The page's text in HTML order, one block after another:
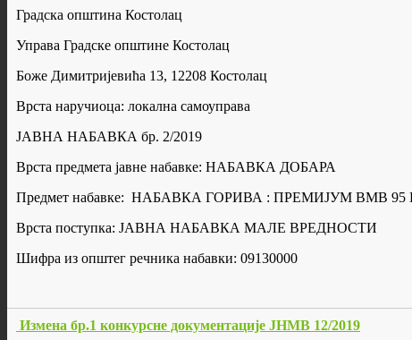
Градска општина Костолац
Управа Градске општине Костолац
Боже Димитријевића 13, 12208 Костолац
Врста наручиоца: локална самоуправа
ЈАВНА НАБАВКА бр. 2/2019
Врста предмета јавне набавке: НАБАВКА ДОБАРА
Предмет набавке: НАБАВКА ГОРИВА : ПРЕМИЈУМ BMB
Врста поступка: ЈАВНА НАБАВКА МАЛЕ ВРЕДНОСТИ
Шифра из општег речника набавки: 09130000
Измена бр.1 конкурсне документације ЈНМВ 12/2019